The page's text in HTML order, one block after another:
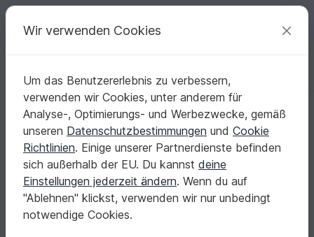
Deine kreativen Ideen
Deutsch | € (EUR) einloggen Kostenlos registrieren
Startseite Nähen Damen Shirts & Tuniken
eBook Hemdbluse Damen
eBook Hemdbluse Damen
Wir verwenden Cookies
Um das Benutzererlebnis zu verbessern,
verwenden wir Cookies, unter anderem für
Analyse-, Optimierungs- und Werbezwecke, gemäß
unseren Datenschutzbestimmungen und Cookie
Richtlinien. Einige unserer Partnerdienste befinden
sich außerhalb der EU. Du kannst deine
Einstellungen jederzeit ändern. Wenn du auf
"Ablehnen" klickst, verwenden wir nur unbedingt
notwendige Cookies.